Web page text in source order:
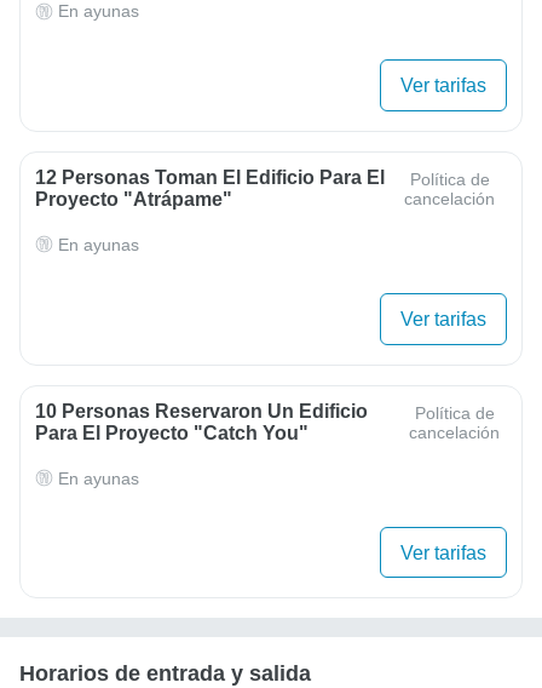
En ayunas
Ver tarifas
12 Personas Toman El Edificio Para El
Proyecto "Atrápame"
Política de
cancelación
En ayunas
Ver tarifas
10 Personas Reservaron Un Edificio
Para El Proyecto "Catch You"
Política de
cancelación
En ayunas
Ver tarifas
Horarios de entrada y salida